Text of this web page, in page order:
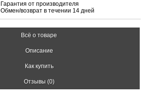
Гарантия от производителя
Обмен/возврат в течении 14 дней
Всё о товаре
Описание
Как купить
Отзывы (0)